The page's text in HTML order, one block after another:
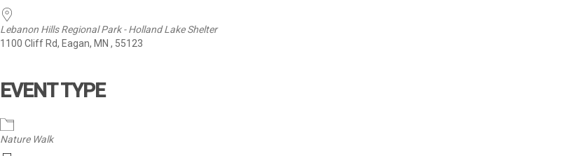
iCalendar
Lebanon Hills Regional Park - Holland Lake Shelter
1100 Cliff Rd, Eagan, MN , 55123
EVENT TYPE
Nature Walk